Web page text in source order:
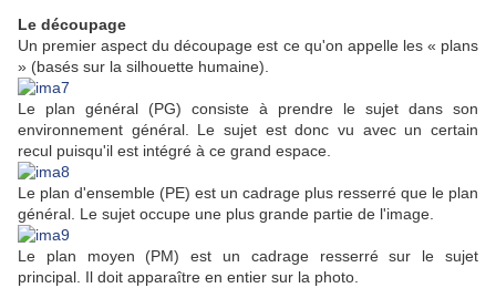
Le découpage
Un premier aspect du découpage est ce qu'on appelle les « plans
» (basés sur la silhouette humaine).
Le plan général (PG) consiste à prendre le sujet dans son
environnement général. Le sujet est donc vu avec un certain
recul puisqu'il est intégré à ce grand espace.
Le plan d'ensemble (PE) est un cadrage plus resserré que le plan
général. Le sujet occupe une plus grande partie de l'image.
Le plan moyen (PM) est un cadrage resserré sur le sujet
principal. Il doit apparaître en entier sur la photo.